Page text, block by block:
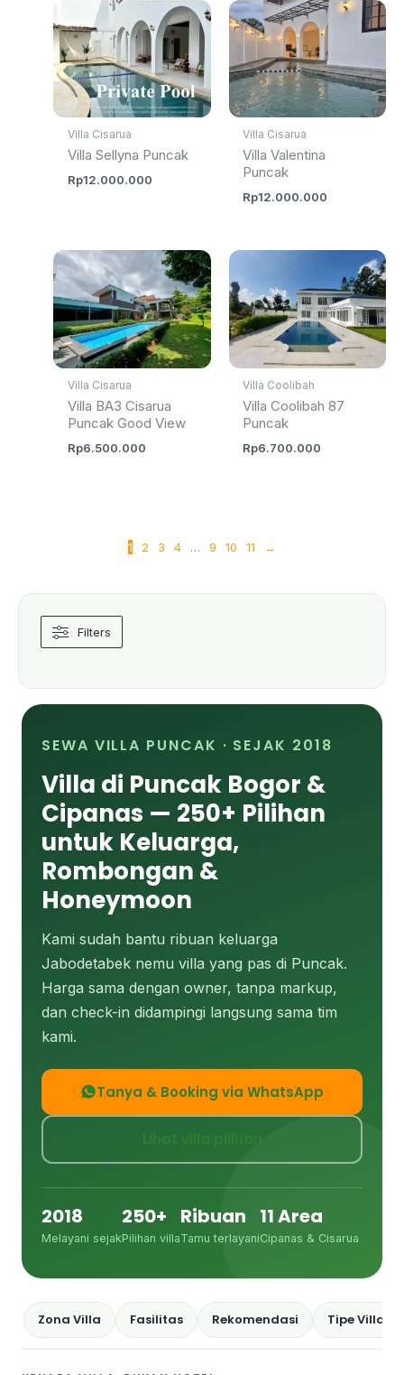
Villa Cisarua
Villa Sellyna Puncak
Rp12.000.000
Villa Cisarua
Villa Valentina
Puncak
Rp12.000.000
Villa Cisarua
Villa BA3 Cisarua
Puncak Good View
Rp6.500.000
Villa Coolibah
Villa Coolibah 87
Puncak
Rp6.700.000
1 2 3 4 … 9 10 11 →
Filters
SEWA VILLA PUNCAK · SEJAK 2018
Villa di Puncak Bogor &
Cipanas — 250+ Pilihan
untuk Keluarga,
Rombongan &
Honeymoon
Kami sudah bantu ribuan keluarga
Jabodetabek nemu villa yang pas di Puncak.
Harga sama dengan owner, tanpa markup,
dan check-in didampingi langsung sama tim
kami.
Tanya & Booking via WhatsApp
Lihat villa pilihan
2018
Melayani sejak
250+
Pilihan villa
Ribuan
Tamu terlayani
11 Area
Cipanas & Cisarua
Zona Villa Fasilitas Rekomendasi Tipe Villa